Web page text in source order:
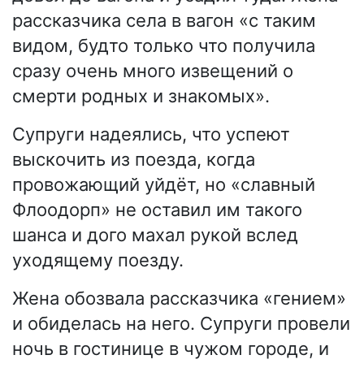
рассказчика села в вагон «с таким
видом, будто только что получила
сразу очень много извещений о
смерти родных и знакомых».
Супруги надеялись, что успеют
выскочить из поезда, когда
провожающий уйдёт, но «славный
Флоодорп» не оставил им такого
шанса и дого махал рукой вслед
уходящему поезду.
Жена обозвала рассказчика «гением»
и обиделась на него. Супруги провели
ночь в гостинице в чужом городе, и